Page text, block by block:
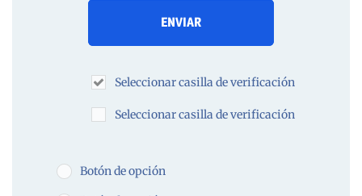
Seleccionar casilla de verificación
Seleccionar casilla de verificación
Botón de opción